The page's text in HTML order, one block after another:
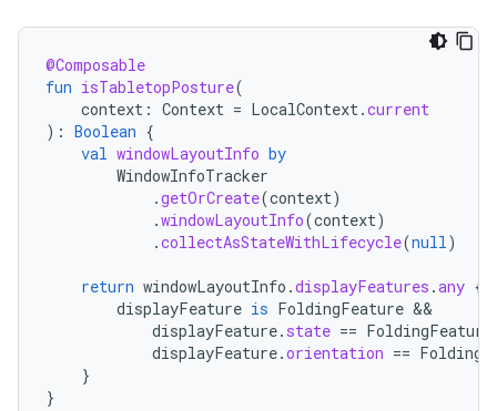
@Composable
fun isTabletopPosture(
context : Context = LocalContext .current
): Boolean {
val windowLayoutInfo by
WindowInfoTracker
.getOrCreate(context)
.windowLayoutInfo(context)
.collectAsStateWithLifecycle(null )
return windowLayoutInfo .displayFeatures .any {
displayFeature is FoldingFeature
displayFeature. state == FoldingFeature
displayFeature.orientation ==
}
}